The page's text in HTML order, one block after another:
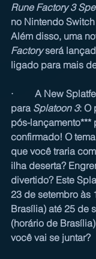
Rune Factory 3
no Nintendo
Além disso, uma
Factory será
ligado para mais
·         A New
para Splatoon 3: O
pós-lançamento***
confirmado! O
que você traria
ilha deserta?
divertido? Este
23 de setembro às
Brasília) até 25 de
(horário de
você vai se juntar?